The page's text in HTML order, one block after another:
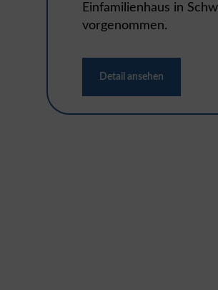
Einfamilienhaus in
vorgenommen.
Detail ansehen